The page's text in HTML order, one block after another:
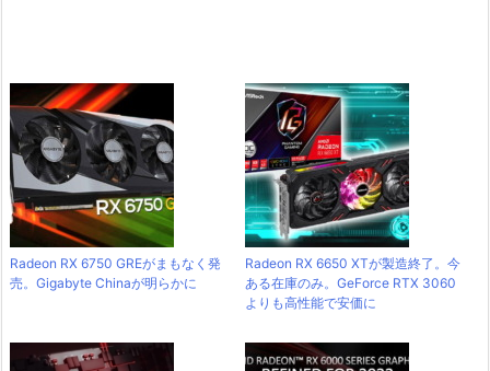
Radeon RX 6750 GREがまもなく発
売。Gigabyte Chinaが明らかに
Radeon RX 6650 XTが製造終了。今
ある在庫のみ。GeForce RTX 3060
よりも高性能で安価に